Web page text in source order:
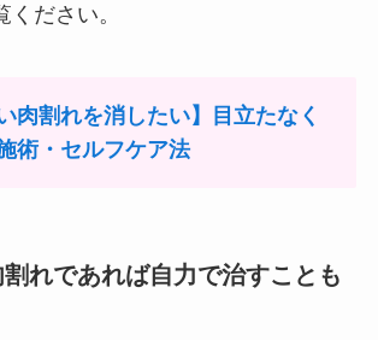
ください。
い肉割れを消したい】目立たなく
術・セルフケア法
れであれば自力で治すことも